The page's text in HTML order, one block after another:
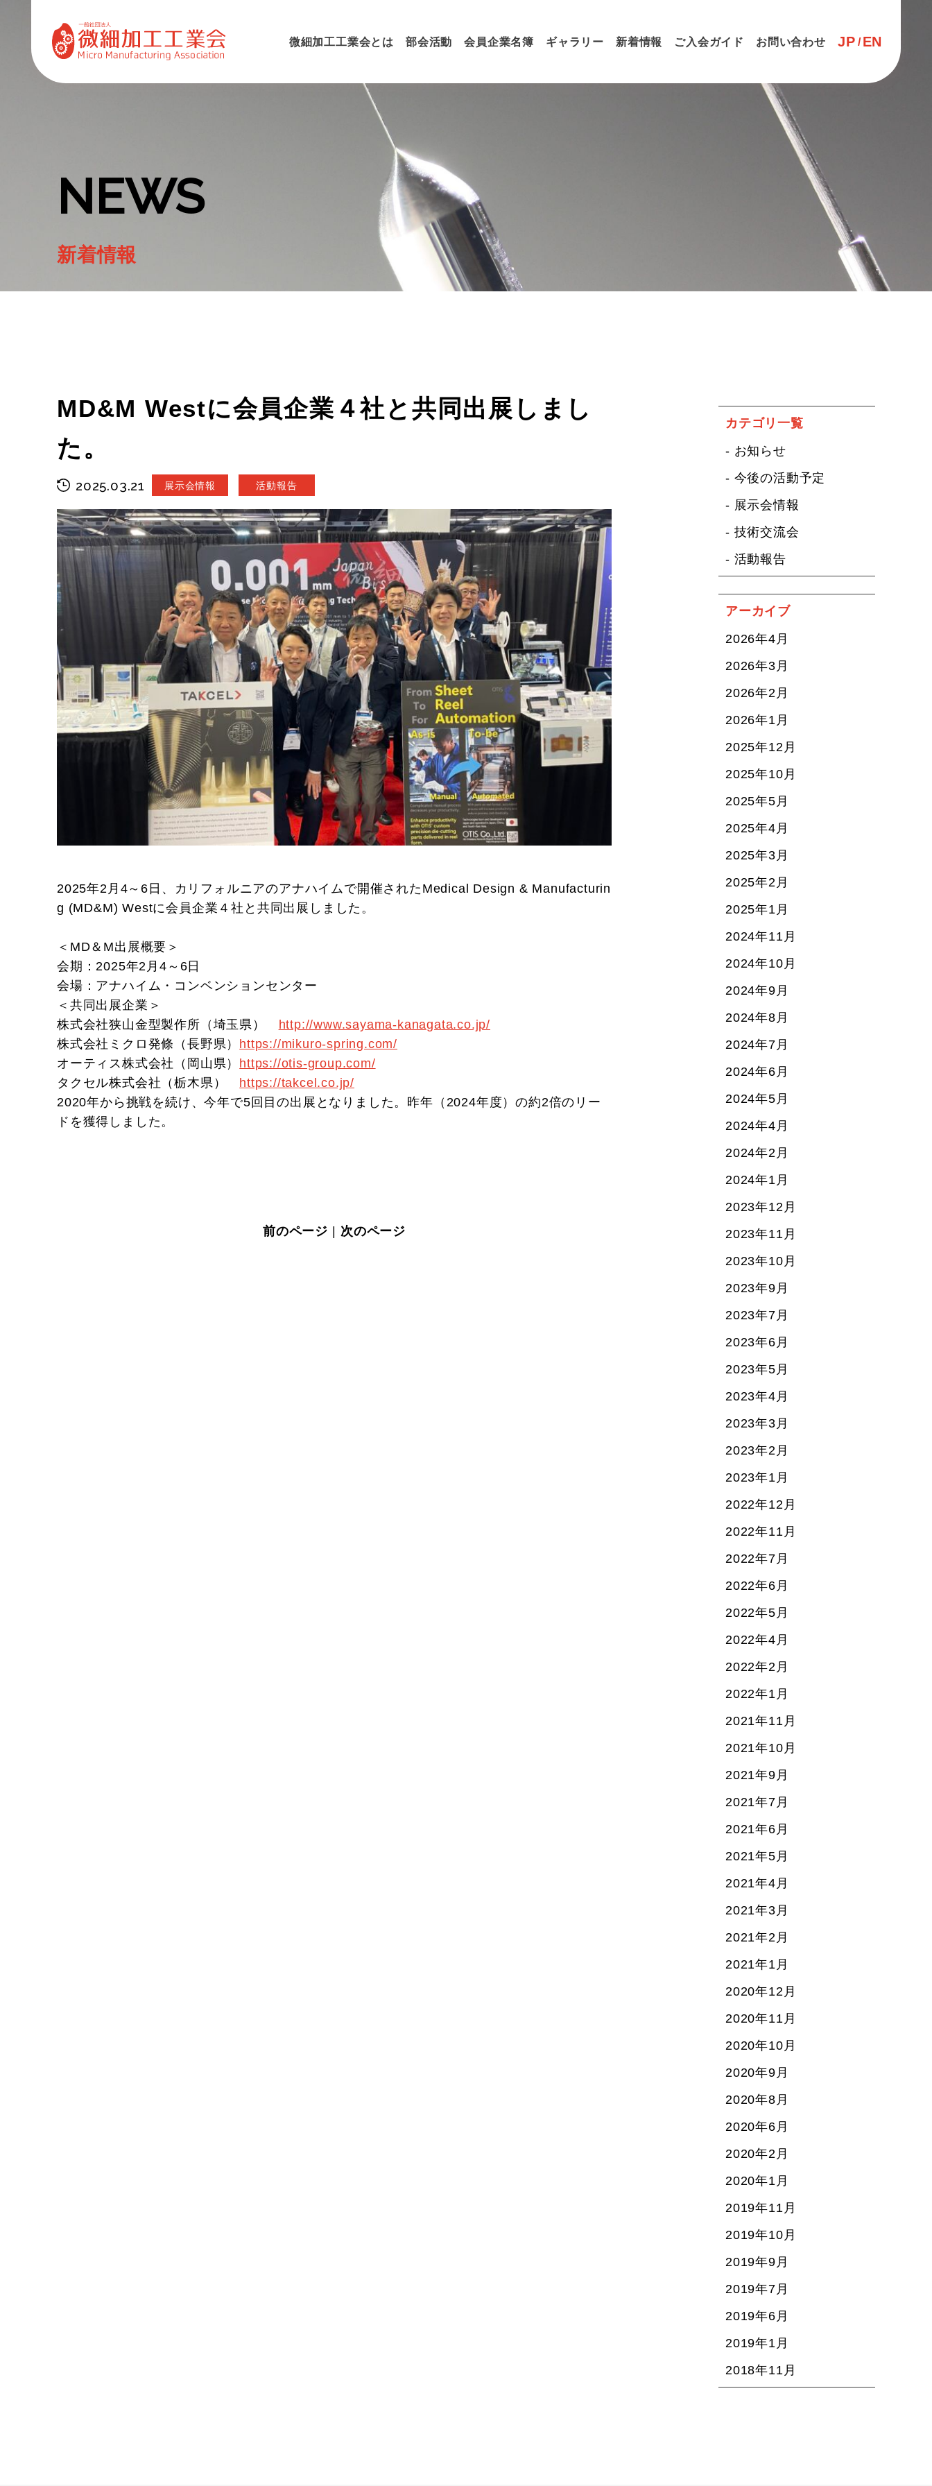
微細加工工業会とは 部会活動 会員企業名簿 ギャラリー 新着情報 ご入会ガイド お問い合わせ JP EN
NEWS
新着情報
MD&M Westに会員企業４社と共同出展しまし
た。
2025.03.21 展示会情報 活動報告
2025年2月4～6日、カリフォルニアのアナハイムで開催されたMedical Design & Manufacturin
g (MD&M) Westに会員企業４社と共同出展しました。
＜MD＆M出展概要＞
会期：2025年2月4～6日
会場：アナハイム・コンベンションセンター
＜共同出展企業＞
株式会社狭山金型製作所（埼玉県） http://www.sayama-kanagata.co.jp/
株式会社ミクロ発條（長野県） https://mikuro-spring.com/
オーティス株式会社（岡山県） https://otis-group.com/
タクセル株式会社（栃木県） https://takcel.co.jp/
2020年から挑戦を続け、今年で5回目の出展となりました。昨年（2024年度）の約2倍のリー
ドを獲得しました。
前のページ | 次のページ
カテゴリ一覧
- お知らせ
- 今後の活動予定
- 展示会情報
- 技術交流会
- 活動報告
アーカイブ
2026年4月
2026年3月
2026年2月
2026年1月
2025年12月
2025年10月
2025年5月
2025年4月
2025年3月
2025年2月
2025年1月
2024年11月
2024年10月
2024年9月
2024年8月
2024年7月
2024年6月
2024年5月
2024年4月
2024年2月
2024年1月
2023年12月
2023年11月
2023年10月
2023年9月
2023年7月
2023年6月
2023年5月
2023年4月
2023年3月
2023年2月
2023年1月
2022年12月
2022年11月
2022年7月
2022年6月
2022年5月
2022年4月
2022年2月
2022年1月
2021年11月
2021年10月
2021年9月
2021年7月
2021年6月
2021年5月
2021年4月
2021年3月
2021年2月
2021年1月
2020年12月
2020年11月
2020年10月
2020年9月
2020年8月
2020年6月
2020年2月
2020年1月
2019年11月
2019年10月
2019年9月
2019年7月
2019年6月
2019年1月
2018年11月